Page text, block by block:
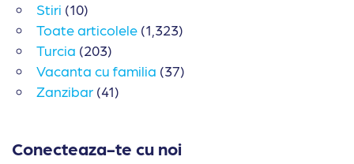
Stiri (10)
Toate articolele (1,323)
Turcia (203)
Vacanta cu familia (37)
Zanzibar (41)
Conecteaza-te cu noi